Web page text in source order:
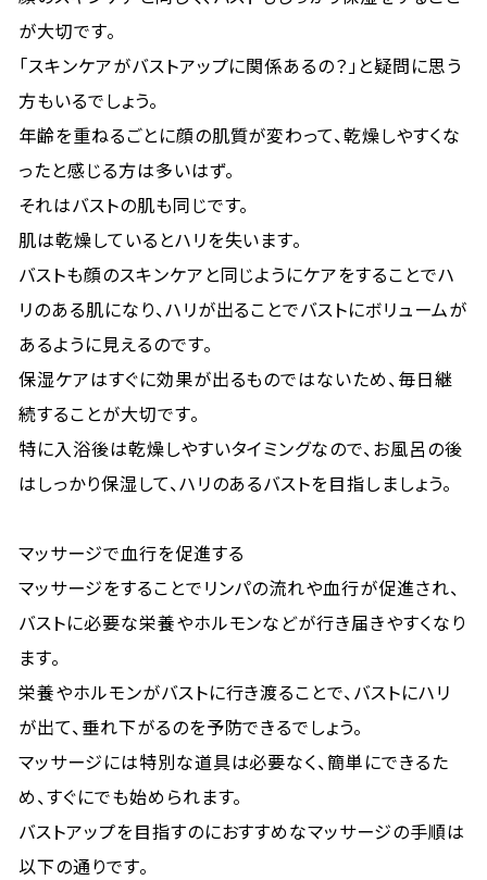
が大切です。
「スキンケアがバストアップに関係あるの？」と疑問に思う
方もいるでしょう。
年齢を重ねるごとに顔の肌質が変わって、乾燥しやすくな
ったと感じる方は多いはず。
それはバストの肌も同じです。
肌は乾燥しているとハリを失います。
バストも顔のスキンケアと同じようにケアをすることでハ
リのある肌になり、ハリが出ることでバストにボリュームが
あるように見えるのです。
保湿ケアはすぐに効果が出るものではないため、毎日継
続することが大切です。
特に入浴後は乾燥しやすいタイミングなので、お風呂の後
はしっかり保湿して、ハリのあるバストを目指しましょう。
マッサージで血行を促進する
マッサージをすることでリンパの流れや血行が促進され、
バストに必要な栄養やホルモンなどが行き届きやすくなり
ます。
栄養やホルモンがバストに行き渡ることで、バストにハリ
が出て、垂れ下がるのを予防できるでしょう。
マッサージには特別な道具は必要なく、簡単にできるた
め、すぐにでも始められます。
バストアップを目指すのにおすすめなマッサージの手順は
以下の通りです。